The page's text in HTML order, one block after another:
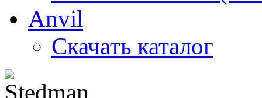
Anvil
Скачать каталог